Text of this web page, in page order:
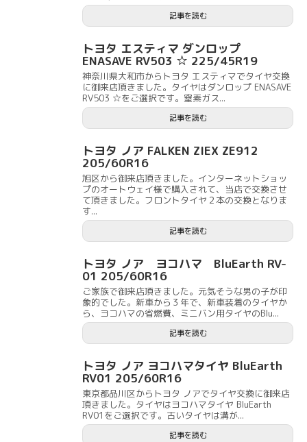
記事を読む
トヨタ エスティマ ダンロップ
ENASAVE RV503 ☆ 225/45R19
神奈川県大和市からトヨタ エスティマでタイヤ交換
に御来店頂きました。タイヤはダンロップ ENASAVE
RV503 ☆をご選択です。窒素ガス...
記事を読む
トヨタ ノア FALKEN ZIEX ZE912
205/60R16
旭区から御来店頂きました。インターネットショッ
プのオートウェイ様で購入されて、当店で交換させ
て頂きました。フロントタイヤ２本の交換となりま
す...
記事を読む
トヨタ ノア ヨコハマ BluEarth RV-
01 205/60R16
ご家族で御来店頂きました。元気そうな男の子が印
象的でした。新車から３年で、新車装着のタイヤか
ら、ヨコハマの省燃費、ミニバン用タイヤのBlu...
記事を読む
トヨタ ノア ヨコハマタイヤ BluEarth
RV01 205/60R16
東京都品川区からトヨタ ノアでタイヤ交換に御来店
頂きました。タイヤはヨコハマタイヤ BluEarth
RV01をご選択です。古いタイヤは溝が...
記事を読む